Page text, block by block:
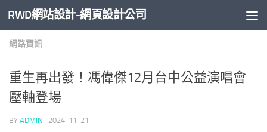
Skip to content
RWD網站設計-網頁設計公司
網路資訊
重生再出發！馮偉傑12月台中公益演唱會
壓軸登場
BY ADMIN · 2024-11-21